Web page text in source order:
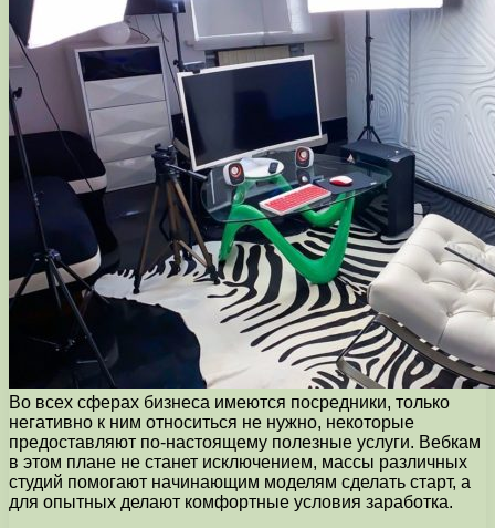
Во всех сферах бизнеса имеются посредники, только
негативно к ним относиться не нужно, некоторые
предоставляют по-настоящему полезные услуги. Вебкам
в этом плане не станет исключением, массы различных
студий помогают начинающим моделям сделать старт, а
для опытных делают комфортные условия заработка.